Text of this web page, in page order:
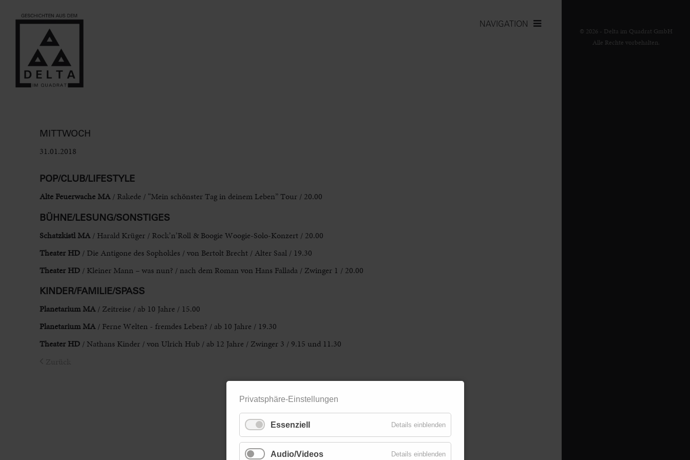
NAVIGATION
MITTWOCH
31.01.2018
POP/CLUB/LIFESTYLE
Alte Feuerwache MA/ Rakede / “Mein schönster Tag in deinem Leben” Tour / 20.00
BÜHNE/LESUNG/SONSTIGES
Schatzkistl MA/ Harald Krüger / Rock’n’Roll & Boogie Woogie-Solo-Konzert / 20.00
Theater HD/ Die Antigone des Sophokles / von Bertolt Brecht / Alter Saal / 19.30
Theater HD/ Kleiner Mann – was nun? / nach dem Roman von Hans Fallada / Zwinger 1 / 20.00
KINDER/FAMILIE/SPASS
Planetarium MA/ Zeitreise / ab 10 Jahre / 15.00
Planetarium MA/ Ferne Welten - fremdes Leben? / ab 10 Jahre / 19.30
Theater HD/ Nathans Kinder / von Ulrich Hub / ab 12 Jahre / Zwinger 3 / 9.15 und 11.30
© 2026 - Delta im Quadrat GmbH
Alle Rechte vorbehalten.
Privatsphäre-Einstellungen
Essenziell Details einblenden
Audio/Videos Details einblenden